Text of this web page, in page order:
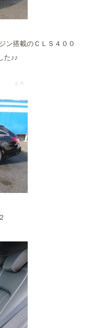
ン搭載のＣＬＳ４００
た♪♪